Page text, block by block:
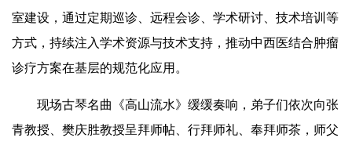
室建设，通过定期巡诊、远程会诊、学术研讨、技术培训等
方式，持续注入学术资源与技术支持，推动中西医结合肿瘤
诊疗方案在基层的规范化应用。
现场古琴名曲 《高山流水》 缓缓奏响，弟子们依次向张
青教授、樊庆胜教授呈拜师帖、行拜师礼、奉拜师茶，师父